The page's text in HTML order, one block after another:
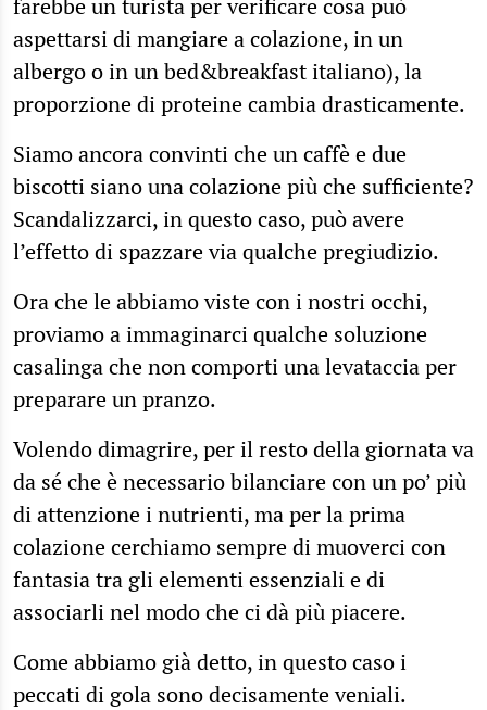
aspettarsi di mangiare a colazione, in un
albergo o in un bed&breakfast italiano), la
proporzione di proteine cambia drasticamente.
Siamo ancora convinti che un caffè e due
biscotti siano una colazione più che sufficiente?
Scandalizzarci, in questo caso, può avere
l’effetto di spazzare via qualche pregiudizio.
Ora che le abbiamo viste con i nostri occhi,
proviamo a immaginarci qualche soluzione
casalinga che non comporti una levataccia per
preparare un pranzo.
Volendo dimagrire, per il resto della giornata va
da sé che è necessario bilanciare con un po’ più
di attenzione i nutrienti, ma per la prima
colazione cerchiamo sempre di muoverci con
fantasia tra gli elementi essenziali e di
associarli nel modo che ci dà più piacere.
Come abbiamo già detto, in questo caso i
peccati di gola sono decisamente veniali.